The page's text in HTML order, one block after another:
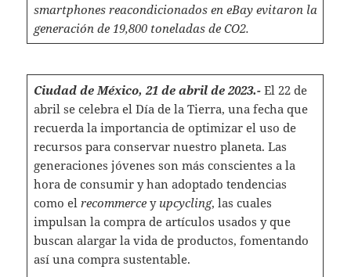
smartphones reacondicionados en eBay evitaron la
generación de 19,800 toneladas de CO2.
Ciudad de México, 21 de abril de 2023.- El 22 de
abril se celebra el Día de la Tierra, una fecha que
recuerda la importancia de optimizar el uso de
recursos para conservar nuestro planeta. Las
generaciones jóvenes son más conscientes a la
hora de consumir y han adoptado tendencias
como el recommercey upcycling, las cuales
impulsan la compra de artículos usados y que
buscan alargar la vida de productos, fomentando
así una compra sustentable.